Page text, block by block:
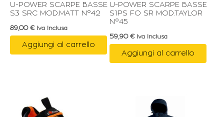
U-POWER SCARPE BASSE
S3 SRC MOD.MATT N°42
89,00 € Iva Inclusa
Aggiungi al carrello
U-POWER SCARPE BASSE
S1PS FO SR MOD.TAYLOR
N°45
59,90 € Iva Inclusa
Aggiungi al carrello